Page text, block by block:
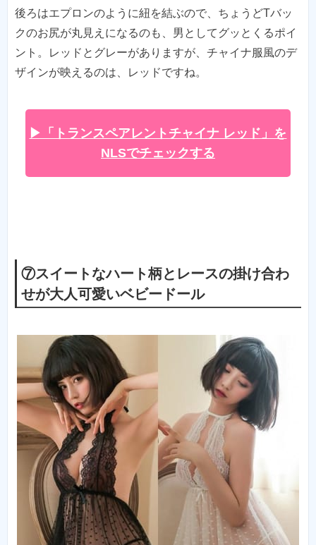
後ろはエプロンのように紐を結ぶので、ちょうどTバッ
クのお尻が丸見えになるのも、男としてグッとくるポイ
ント。レッドとグレーがありますが、チャイナ服風のデ
ザインが映えるのは、レッドですね。
▶「トランスペアレントチャイナ レッド」を
NLSでチェックする
⑦スイートなハート柄とレースの掛け合わ
せが大人可愛いベビードール